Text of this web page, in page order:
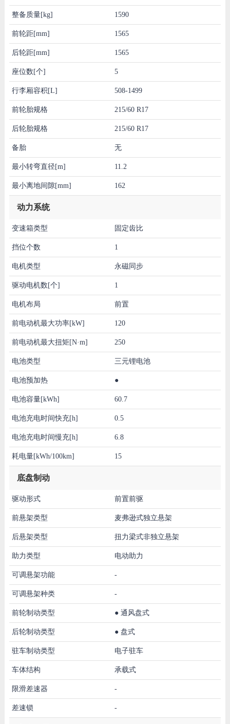
整备质量[kg] 1590
前轮距[mm] 1565
后轮距[mm] 1565
座位数[个] 5
行李厢容积[L] 508-1499
前轮胎规格 215/60 R17
后轮胎规格 215/60 R17
备胎 无
最小转弯直径[m] 11.2
最小离地间隙[mm] 162
动力系统
变速箱类型 固定齿比
挡位个数 1
电机类型 永磁同步
驱动电机数[个] 1
电机布局 前置
前电动机最大功率[kW] 120
前电动机最大扭矩[N·m] 250
电池类型 三元锂电池
电池预加热 ●
电池容量[kWh] 60.7
电池充电时间快充[h] 0.5
电池充电时间慢充[h] 6.8
耗电量[kWh/100km] 15
底盘制动
驱动形式 前置前驱
前悬架类型 麦弗逊式独立悬架
后悬架类型 扭力梁式非独立悬架
助力类型 电动助力
可调悬架功能 -
可调悬架种类 -
前轮制动类型 ● 通风盘式
后轮制动类型 ● 盘式
驻车制动类型 电子驻车
车体结构 承载式
限滑差速器 -
差速锁 -